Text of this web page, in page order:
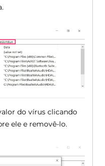
do vírus clicando
ele e removê-lo.